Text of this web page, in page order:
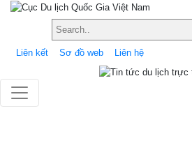
Liên kết Sơ đồ web Liên hệ